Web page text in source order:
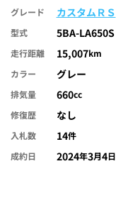
グレード
カスタムＲＳ
型式 5BA-LA650S
走行距離 15,007km
カラー
グレー
排気量 660cc
修復歴
なし
入札数 14件
成約日
2024年3月4日